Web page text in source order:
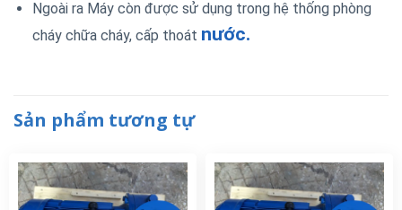
Ngoài ra Máy còn được sử dụng trong hệ thống phòng
cháy chữa cháy, cấp thoát nước.
Sản phẩm tương tự